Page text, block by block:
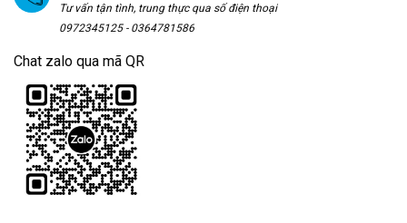
Tư vấn tận tình, trung thực qua số điện thoại
0972345125 - 0364781586
Chat zalo qua mã QR